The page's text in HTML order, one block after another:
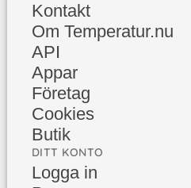
Kontakt
Om Temperatur.nu
API
Appar
Företag
Cookies
Butik
DITT KONTO
Logga in